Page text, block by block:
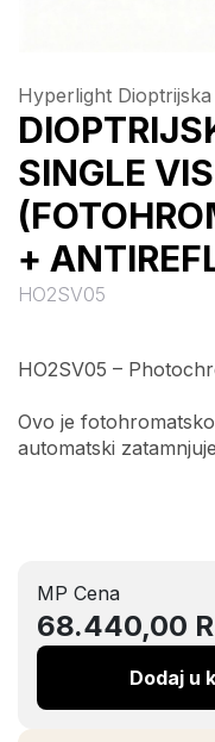
Hyperlight
SINGLE
+
HO2SV05
HO2SV05 –
Ovo je
automatski
MP Cena
68.440,00
Dodaj u